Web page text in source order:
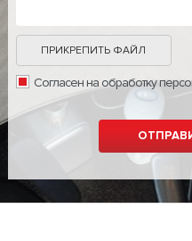
ПРИКРЕПИТЬ ФАЙЛ
Согласен на обработку